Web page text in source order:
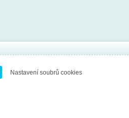
Nastavení soubrů cookies